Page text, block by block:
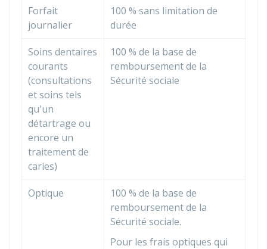
Forfait
journalier
100 % sans limitation de
durée
Soins dentaires
courants
(consultations
et soins tels
qu'un
détartrage ou
encore un
traitement de
caries)
100 % de la base de
remboursement de la
Sécurité sociale
Optique 100 % de la base de
remboursement de la
Sécurité sociale.
Pour les frais optiques qui